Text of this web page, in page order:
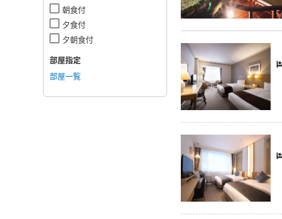
朝食付
夕食付
夕朝食付
部屋指定
部屋一覧